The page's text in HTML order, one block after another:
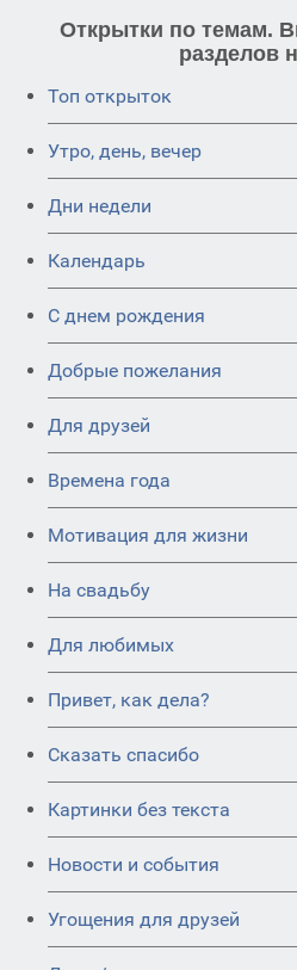
Открытки по темам.
разделов
Топ открыток
Утро, день, вечер
Дни недели
Календарь
C днем рождения
Добрые пожелания
Для друзей
Времена года
Мотивация для жизни
На свадьбу
Для любимых
Привет, как дела?
Сказать спасибо
Картинки без текста
Новости и события
Угощения для друзей